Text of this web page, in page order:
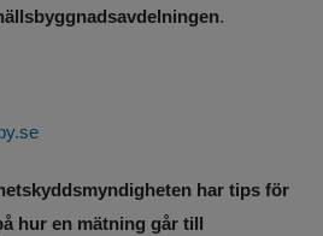
.
har tips för
hur en mätning går till